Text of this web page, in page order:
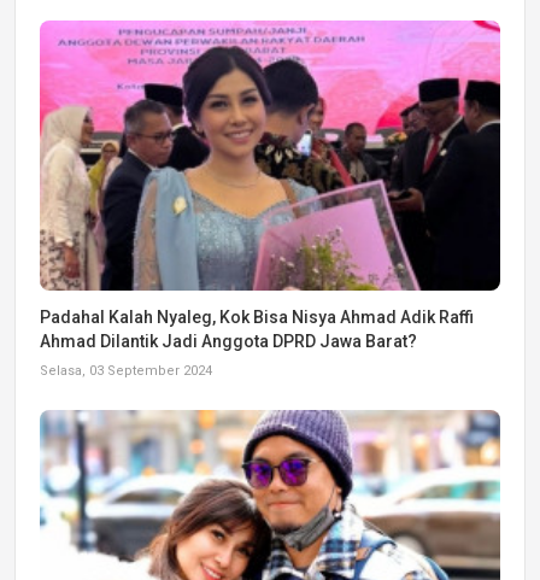
Padahal Kalah Nyaleg, Kok Bisa Nisya Ahmad Adik Raffi
Ahmad Dilantik Jadi Anggota DPRD Jawa Barat?
Selasa, 03 September 2024